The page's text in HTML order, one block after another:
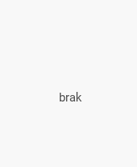
brak